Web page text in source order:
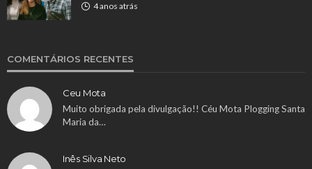
4 anos atrás
COMENTÁRIOS RECENTES
Ceu Mota
Muito obrigada pela divulgação!! Céu Mota Plogging Santa
Maria da…
Inês Silva Neto